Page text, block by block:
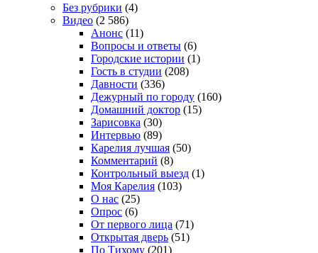
Без рубрики (4)
Видео (2 586)
Анонс (11)
Вопросы и ответы (6)
Городские истории (1)
Гость в студии (208)
Давности (336)
Дежурный по городу (160)
Домашний доктор (15)
Зарисовка (30)
Интервью (89)
Карелия лучшая (50)
Комментарий (8)
Контрольный выезд (1)
Моя Карелия (103)
О нас (25)
Опрос (6)
От первого лица (71)
Открытая дверь (51)
По Тихому (201)